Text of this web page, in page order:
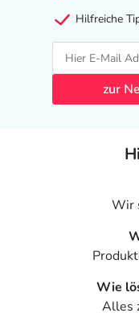
Hilfreiche
zur
Wir
Wie
Alles